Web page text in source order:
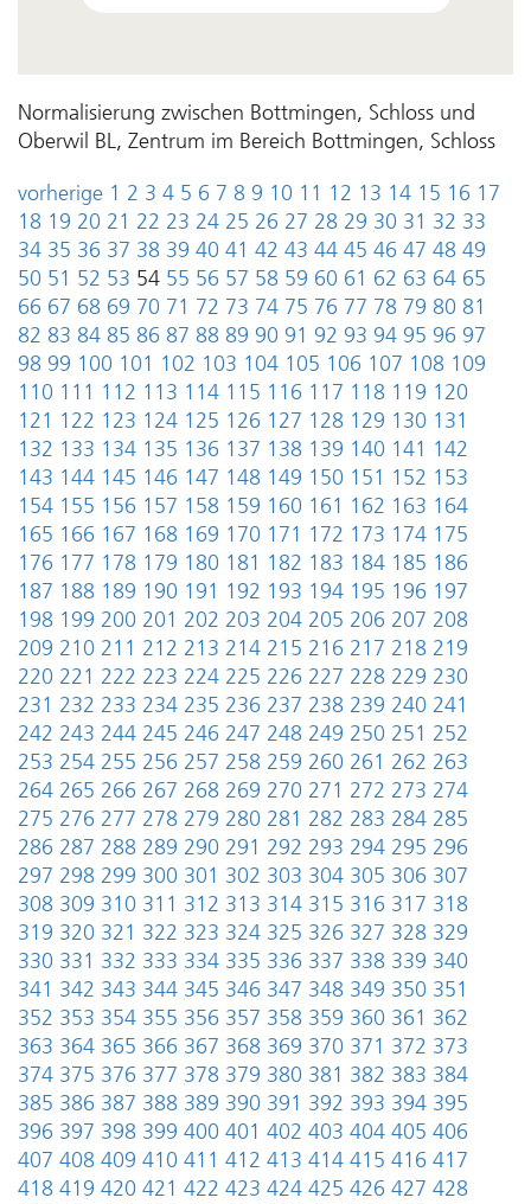
Normalisierung zwischen Bottmingen, Schloss und
Oberwil BL, Zentrum im Bereich Bottmingen, Schloss
vorherige 1 2 3 4 5 6 7 8 9 10 11 12 13 14 15 16 17
18 19 20 21 22 23 24 25 26 27 28 29 30 31 32 33
34 35 36 37 38 39 40 41 42 43 44 45 46 47 48 49
50 51 52 53 54 55 56 57 58 59 60 61 62 63 64 65
66 67 68 69 70 71 72 73 74 75 76 77 78 79 80 81
82 83 84 85 86 87 88 89 90 91 92 93 94 95 96 97
98 99 100 101 102 103 104 105 106 107 108 109
110 111 112 113 114 115 116 117 118 119 120
121 122 123 124 125 126 127 128 129 130 131
132 133 134 135 136 137 138 139 140 141 142
143 144 145 146 147 148 149 150 151 152 153
154 155 156 157 158 159 160 161 162 163 164
165 166 167 168 169 170 171 172 173 174 175
176 177 178 179 180 181 182 183 184 185 186
187 188 189 190 191 192 193 194 195 196 197
198 199 200 201 202 203 204 205 206 207 208
209 210 211 212 213 214 215 216 217 218 219
220 221 222 223 224 225 226 227 228 229 230
231 232 233 234 235 236 237 238 239 240 241
242 243 244 245 246 247 248 249 250 251 252
253 254 255 256 257 258 259 260 261 262 263
264 265 266 267 268 269 270 271 272 273 274
275 276 277 278 279 280 281 282 283 284 285
286 287 288 289 290 291 292 293 294 295 296
297 298 299 300 301 302 303 304 305 306 307
308 309 310 311 312 313 314 315 316 317 318
319 320 321 322 323 324 325 326 327 328 329
330 331 332 333 334 335 336 337 338 339 340
341 342 343 344 345 346 347 348 349 350 351
352 353 354 355 356 357 358 359 360 361 362
363 364 365 366 367 368 369 370 371 372 373
374 375 376 377 378 379 380 381 382 383 384
385 386 387 388 389 390 391 392 393 394 395
396 397 398 399 400 401 402 403 404 405 406
407 408 409 410 411 412 413 414 415 416 417
418 419 420 421 422 423 424 425 426 427 428